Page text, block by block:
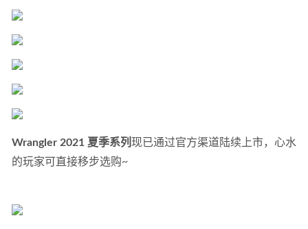
Wrangler 2021 夏季系列 现已通过官方渠道陆续上市，心水
的玩家可直接移步选购~